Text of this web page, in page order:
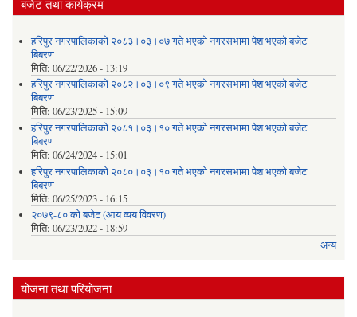
बजेट तथा कार्यक्रम
हरिपुर नगरपालिकाको २०८३।०३।०७ गते भएको नगरसभामा पेश भएको बजेट
बिबरण
मिति: 06/22/2026 - 13:19
हरिपुर नगरपालिकाको २०८२।०३।०९ गते भएको नगरसभामा पेश भएको बजेट
बिबरण
मिति: 06/23/2025 - 15:09
हरिपुर नगरपालिकाको २०८१।०३।१० गते भएको नगरसभामा पेश भएको बजेट
बिबरण
मिति: 06/24/2024 - 15:01
हरिपुर नगरपालिकाको २०८०।०३।१० गते भएको नगरसभामा पेश भएको बजेट
बिबरण
मिति: 06/25/2023 - 16:15
२०७९-८० को बजेट (आय व्यय विवरण)
मिति: 06/23/2022 - 18:59
अन्य
योजना तथा परियोजना